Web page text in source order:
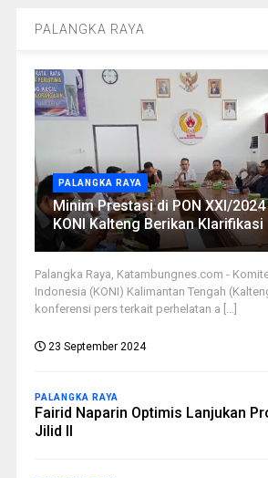
PALANGKA RAYA
PALANGKA RAYA
Minim Prestasi di PON XXI/
KONI Kalteng Berikan Klarifikasi
Palangka Raya, Katambungnes.com -
Indonesia (KONI) Kalimantan Tengah
konferensi pers terkait perhelatan a [...]
23 September 2024
PALANGKA RAYA
Fairid Naparin Optimis Lanjukan
Jilid II